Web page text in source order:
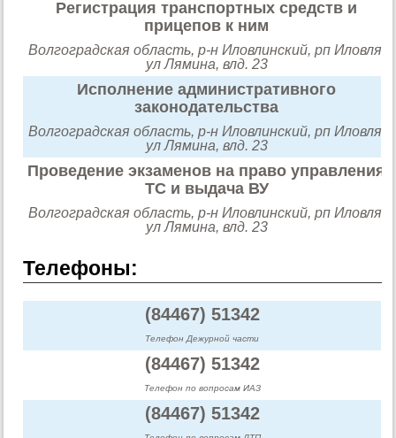
Регистрация транспортных средств и
прицепов к ним
Волгоградская область, р-н Иловлинский, рп Иловля,
ул Лямина, влд. 23
Исполнение административного
законодательства
Волгоградская область, р-н Иловлинский, рп Иловля,
ул Лямина, влд. 23
Проведение экзаменов на право управления
ТС и выдача ВУ
Волгоградская область, р-н Иловлинский, рп Иловля,
ул Лямина, влд. 23
Телефоны:
(84467) 51342
Телефон Дежурной части
(84467) 51342
Телефон по вопросам ИАЗ
(84467) 51342